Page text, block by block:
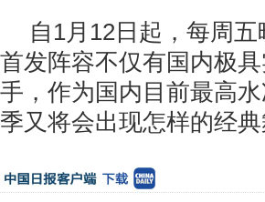
自1月12日起，每周
首发阵容不仅有国内极
手，作为国内目前最高
季又将会出现怎样的经